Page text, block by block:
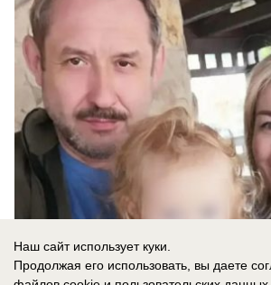
Наш сайт использует куки.
Продолжая его использовать, вы даете